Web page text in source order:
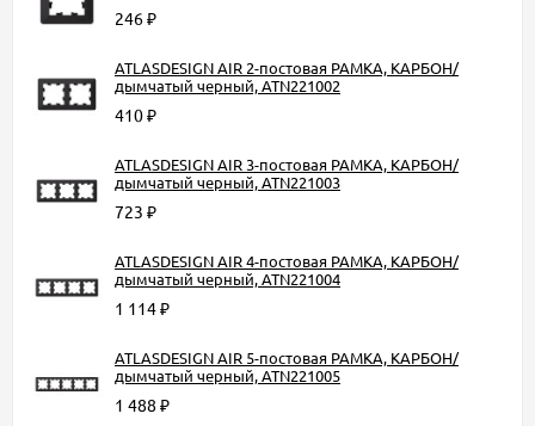
246₽
ATLASDESIGN AIR 2-постовая РАМКА, КАРБОН/
дымчатый черный, ATN221002
410₽
ATLASDESIGN AIR 3-постовая РАМКА, КАРБОН/
дымчатый черный, ATN221003
723 ₽
ATLASDESIGN AIR 4-постовая РАМКА, КАРБОН/
дымчатый черный, ATN221004
1 114₽
ATLASDESIGN AIR 5-постовая РАМКА, КАРБОН/
дымчатый черный, ATN221005
1 488 ₽